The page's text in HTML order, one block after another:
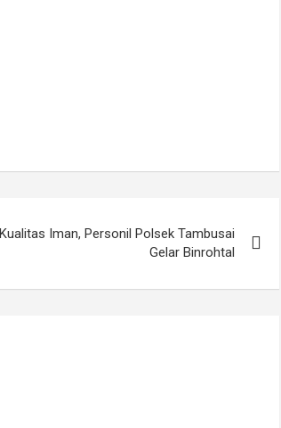
Iman, Personil Polsek Tambusai
Gelar Binrohtal